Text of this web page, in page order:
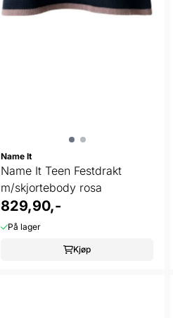
Name It
Name It Teen Festdrakt
m/skjortebody rosa
829,90,-
På lager
Kjøp